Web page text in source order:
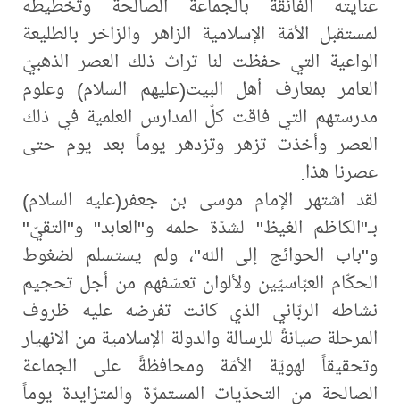
عنايته الفائقة بالجماعة الصالحة وتخطيطه
لمستقبل الأمّة الإسلامية الزاهر والزاخر بالطليعة
الواعية التي حفظت لنا تراث ذلك العصر الذهبيّ
العامر بمعارف أهل البيت(عليهم‌ السلام) وعلوم
مدرستهم التي فاقت كلّ المدارس العلمية في ذلك
العصر وأخذت تزهر وتزدهر يوماً بعد يوم حتى
عصرنا هذا.
لقد اشتهر الإمام موسى بن جعفر(عليه السلام)
بـ"الكاظم الغيظ" لشدّة حلمه و"العابد" و"التقيّ"
و"باب الحوائج إلى الله"، ولم يستسلم لضغوط
الحكّام العبّاسيّين ولألوان تعسّفهم من أجل تحجيم
نشاطه الربّاني الذي كانت تفرضه عليه ظروف
المرحلة صيانةً للرسالة والدولة الإسلامية من الانهيار
وتحقيقاً لهويّة الأمّة ومحافظةً على الجماعة
الصالحة من التحدّيات المستمرّة والمتزايدة يوماً